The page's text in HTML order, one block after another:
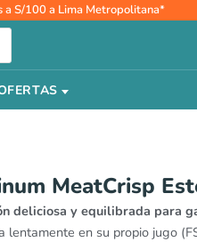
a S/100 a Lima Metropolitana*
MeatCrisp
deliciosa y equilibrada para
lentamente en su propio jugo
Rango
de
desde
hasta